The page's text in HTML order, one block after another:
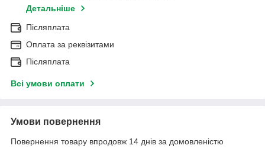
Детальніше
Післяплата
Оплата за реквізитами
Післяплата
Всі умови оплати
Умови повернення
Повернення товару впродовж 14 днів за домовленістю